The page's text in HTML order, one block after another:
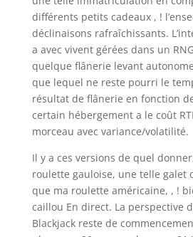
différents petits cadeaux , !
déclinaisons rafraîchissants.
a avec vivent gérées dans un
quelque flânerie levant
que lequel ne reste pourri le
résultat de flânerie en fonction
certain hébergement a le coût
morceau avec variance/volatilité.
Il y a ces versions de quel
roulette gauloise, une telle galet
que ma roulette américaine, , !
caillou En direct. La perspective
Blackjack reste de